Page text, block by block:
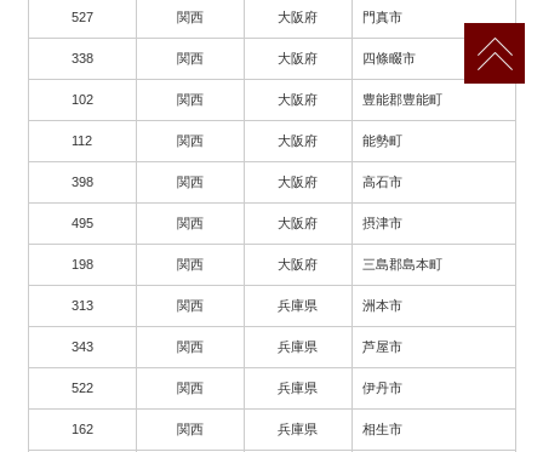
527 関西 大阪府 門真市
338 関西 大阪府 四條畷市
102 関西 大阪府 豊能郡豊能町
112 関西 大阪府 能勢町
398 関西 大阪府 高石市
495 関西 大阪府 摂津市
198 関西 大阪府 三島郡島本町
313 関西 兵庫県 洲本市
343 関西 兵庫県 芦屋市
522 関西 兵庫県 伊丹市
162 関西 兵庫県 相生市